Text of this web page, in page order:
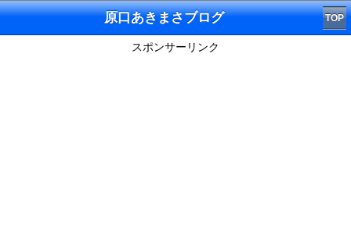
原口あきまさブログ TOP
スポンサーリンク